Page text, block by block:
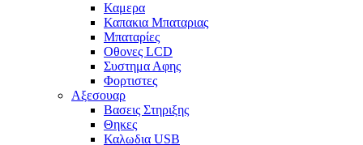
Καμερα
Καπακια Μπαταριας
Μπαταρίες
Οθονες LCD
Συστημα Αφης
Φορτιστες
Αξεσουαρ
Βασεις Στηριξης
Θηκες
Καλωδια USB